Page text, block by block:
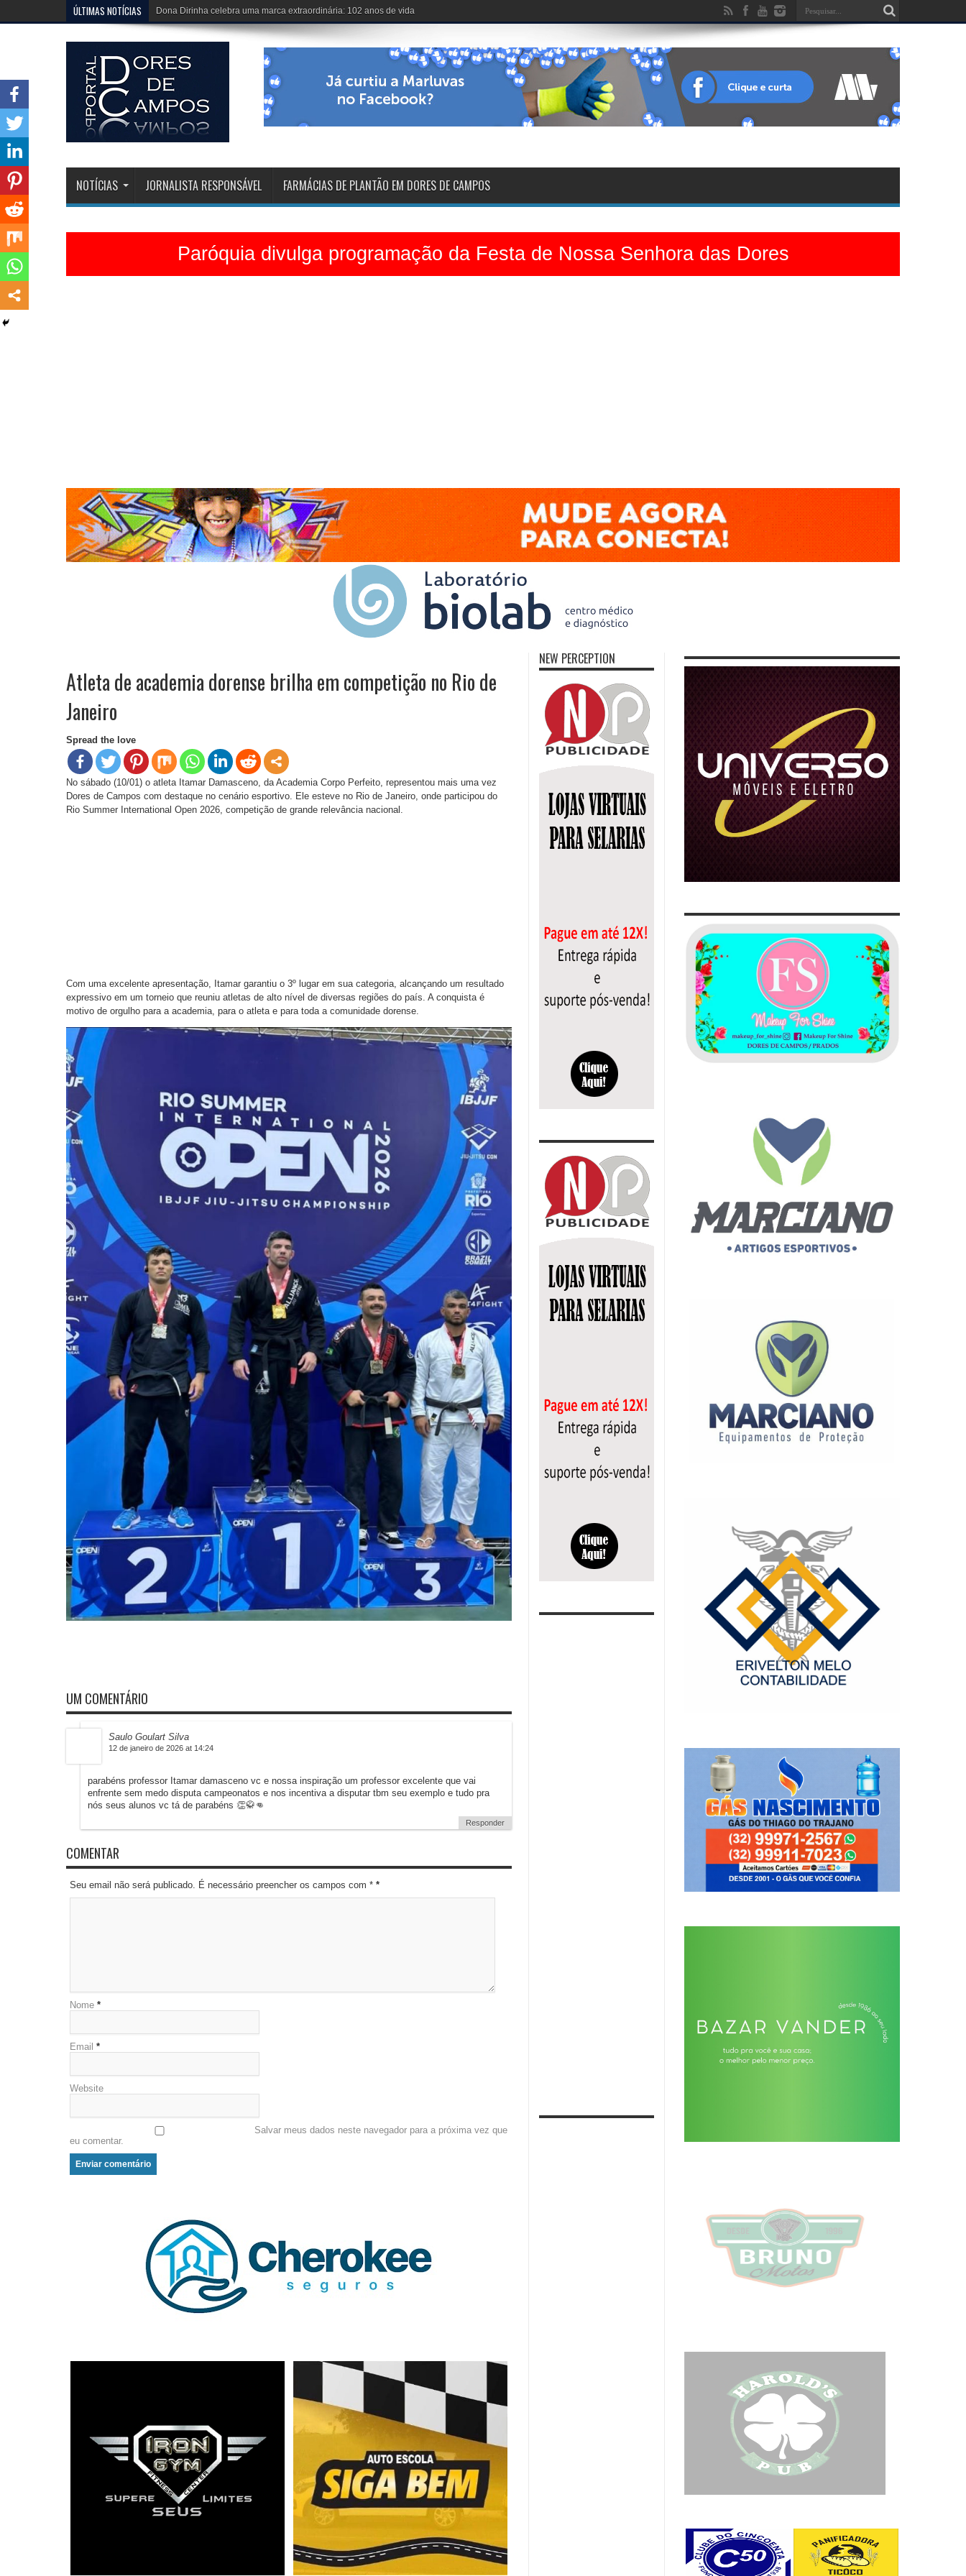
ÚLTIMAS NOTÍCIAS Igreja Matriz está belíssima e celebrações voltarão na sexta-feira
NOTÍCIAS JORNALISTA RESPONSÁVEL FARMÁCIAS DE PLANTÃO EM DORES DE CAMPOS
Paróquia divulga programação da Festa de Nossa Senhora das Dores
Atleta de academia dorense brilha em competição no Rio de
Janeiro
Spread the love
No sábado (10/01) o atleta Itamar Damasceno, da Academia Corpo Perfeito, representou mais uma vez
Dores de Campos com destaque no cenário esportivo. Ele esteve no Rio de Janeiro, onde participou do
Rio Summer International Open 2026, competição de grande relevância nacional.
Com uma excelente apresentação, Itamar garantiu o 3º lugar em sua categoria, alcançando um resultado
expressivo em um torneio que reuniu atletas de alto nível de diversas regiões do país. A conquista é
motivo de orgulho para a academia, para o atleta e para toda a comunidade dorense.
UM COMENTÁRIO
Saulo Goulart Silva
12 de janeiro de 2026 at 14:24
parabéns professor Itamar damasceno vc e nossa inspiração um professor excelente que vai
enfrente sem medo disputa campeonatos e nos incentiva a disputar tbm seu exemplo e tudo pra
nós seus alunos vc tá de parabéns 👏🥋👊
Responder
COMENTAR
Seu email não será publicado. É necessário preencher os campos com * *
Nome *
Email *
Website
Salvar meus dados neste navegador para a próxima vez que
eu comentar.
NEW PERCEPTION